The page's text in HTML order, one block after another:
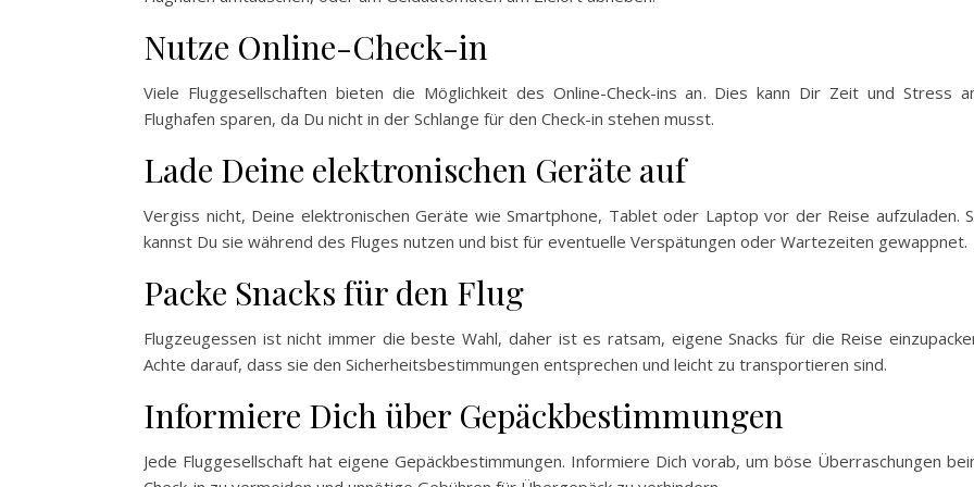
Nutze Online-Check-in
Viele Fluggesellschaften bieten die Möglichkeit des Online-Check-ins an. Dies kann Dir Zeit und Stress
Flughafen sparen, da Du nicht in der Schlange für den Check-in stehen musst.
Lade Deine elektronischen Geräte auf
Vergiss nicht, Deine elektronischen Geräte wie Smartphone, Tablet oder Laptop vor der Reise aufzuladen.
kannst Du sie während des Fluges nutzen und bist für eventuelle Verspätungen oder Wartezeiten gewappnet.
Packe Snacks für den Flug
Flugzeugessen ist nicht immer die beste Wahl, daher ist es ratsam, eigene Snacks für die Reise
Achte darauf, dass sie den Sicherheitsbestimmungen entsprechen und leicht zu transportieren sind.
Informiere Dich über Gepäckbestimmungen
Jede Fluggesellschaft hat eigene Gepäckbestimmungen. Informiere Dich vorab, um böse Überraschungen